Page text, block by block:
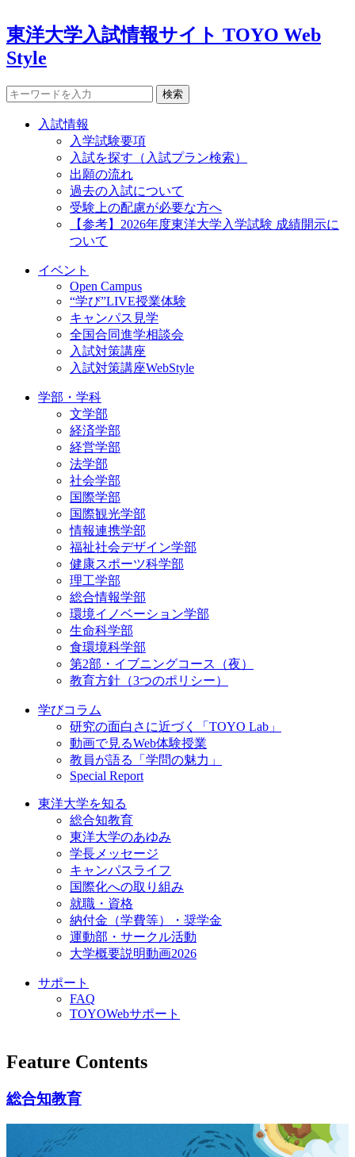
東洋大学入試情報サイト TOYO Web
Style
検索
入試情報
入学試験要項
入試を探す（入試プラン検索）
出願の流れ
過去の入試について
受験上の配慮が必要な方へ
【参考】2026年度東洋大学入学試験 成績開示に
ついて
イベント
Open Campus
“学び”LIVE授業体験
キャンパス見学
全国合同進学相談会
入試対策講座
入試対策講座WebStyle
学部・学科
文学部
経済学部
経営学部
法学部
社会学部
国際学部
国際観光学部
情報連携学部
福祉社会デザイン学部
健康スポーツ科学部
理工学部
総合情報学部
環境イノベーション学部
生命科学部
食環境科学部
第2部・イブニングコース（夜）
教育方針（3つのポリシー）
学びコラム
研究の面白さに近づく「TOYO Lab」
動画で見るWeb体験授業
教員が語る「学問の魅力」
Special Report
東洋大学を知る
総合知教育
東洋大学のあゆみ
学長メッセージ
キャンパスライフ
国際化への取り組み
就職・資格
納付金（学費等）・奨学金
運動部・サークル活動
大学概要説明動画2026
サポート
FAQ
TOYOWebサポート
Feature Contents
総合知教育